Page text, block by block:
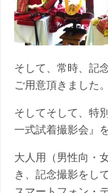
そして、常時、記
ご用意頂きました。
そしてそして、特
一式試着撮影会』
大人用（男性向・
き、記念撮影をし